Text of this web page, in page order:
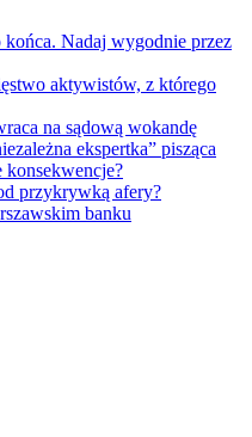
Nadaj wygodnie przez
aktywistów, z którego
na sądową wokandę
ekspertka” pisząca
konsekwencje?
przykrywką afery?
banku